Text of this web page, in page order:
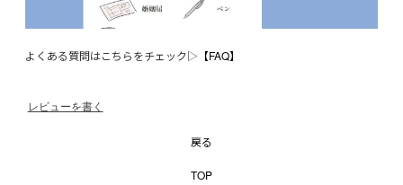
よくある質問はこちらをチェック▷ 【FAQ】
レビューを書く
戻る
TOP